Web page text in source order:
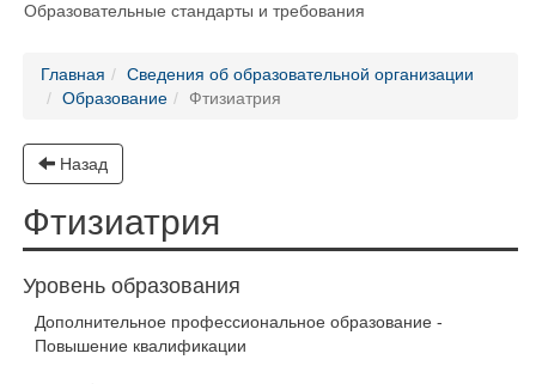
Образовательные стандарты и требования
Главная
Сведения об образовательной организации
Образование
Фтизиатрия
Назад
Фтизиатрия
Уровень образования
Дополнительное профессиональное образование -
Повышение квалификации